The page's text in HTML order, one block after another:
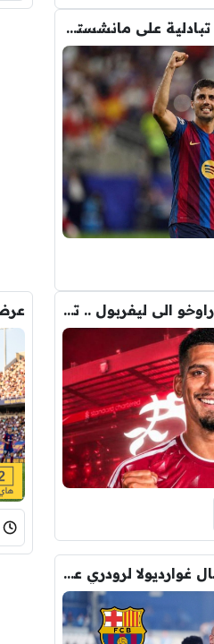
برشلونة يعرض صفقة تبادلية على مانشستر سيتي
رومانو : برشلونة يُعير أراوخو الى ليفربول .. تفاصيل الصفقة
كواليس مثيرة … ماذا قال غوارديولا لرودري عند استشارته عن ريال مدريد وبرشلونة